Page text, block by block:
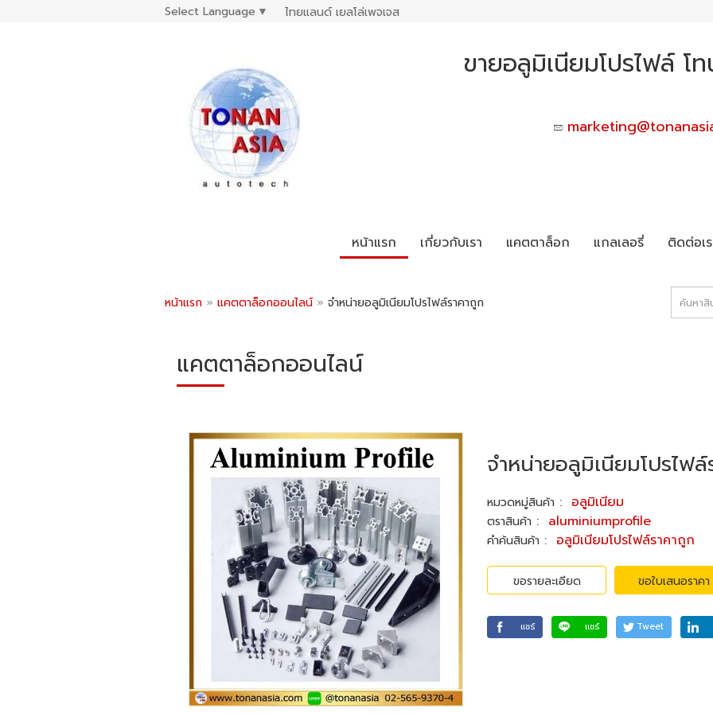
Select Language ▼ ไทยแลนด์ เยลโล่เพจเจส
ขายอลูมิเนียมโปรไฟล์ โ
หน้าแรก เกี่ยวกับเรา แคตตาล็อก แกลเลอรี่ ติดต่อเ
หน้าแรก » แคตตาล็อกออนไลน์ » จำหน่ายอลูมิเนียมโปรไฟล์ราคาถูก
แคตตาล็อกออนไลน์
จำหน่ายอลูมิเนียมโปรไฟล์
หมวดหมู่สินค้า : อลูมิเนียม
ตราสินค้า : aluminiumprofile
คำค้นสินค้า : อลูมิเนียมโปรไฟล์ราคาถูก
ขอรายละเอียด ขอใบเสนอราคา
แชร์ แชร์ Tweet